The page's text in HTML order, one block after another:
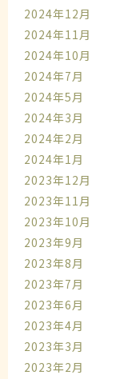
2024年12月
2024年11月
2024年10月
2024年7月
2024年5月
2024年3月
2024年2月
2024年1月
2023年12月
2023年11月
2023年10月
2023年9月
2023年8月
2023年7月
2023年6月
2023年4月
2023年3月
2023年2月